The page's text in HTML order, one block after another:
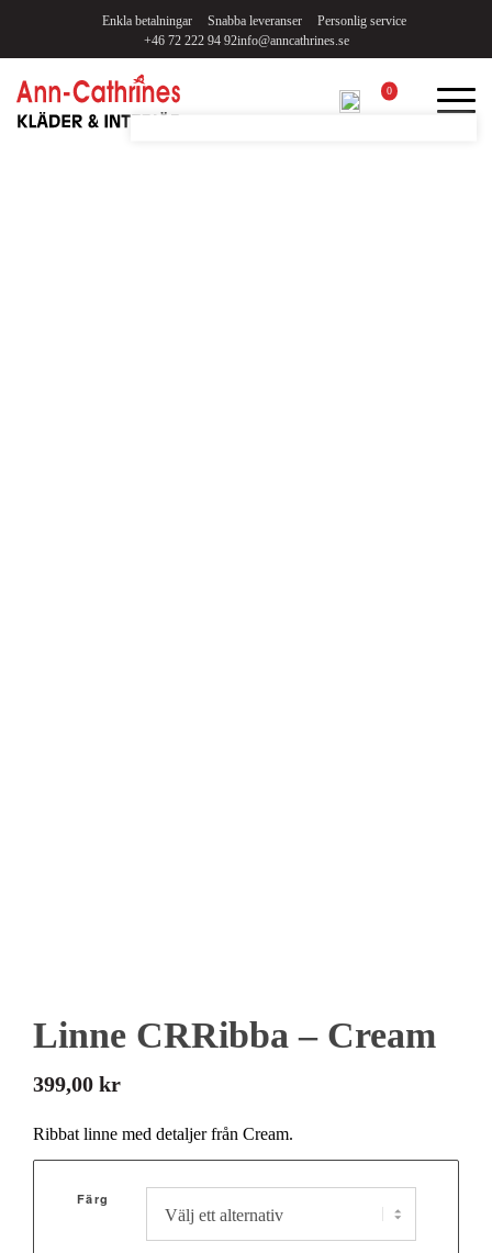
+46 72 222 94 92
Enkla betalningar Snabba leveranser
Personlig service
info@anncathrines.se
0
Linne CRRibba – Cream
399,00 kr
Ribbat linne med detaljer från Cream.
Färg